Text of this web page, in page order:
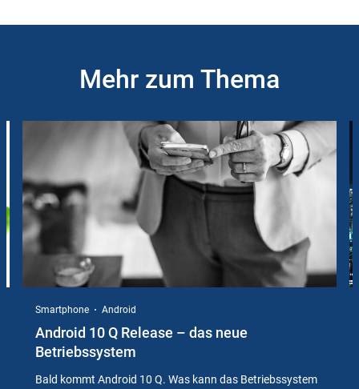
Mehr zum Thema
Smartphone Android
Android 10 Q Release – das neue
Betriebssystem
Bald kommt Android 10 Q. Was kann das Betriebssystem